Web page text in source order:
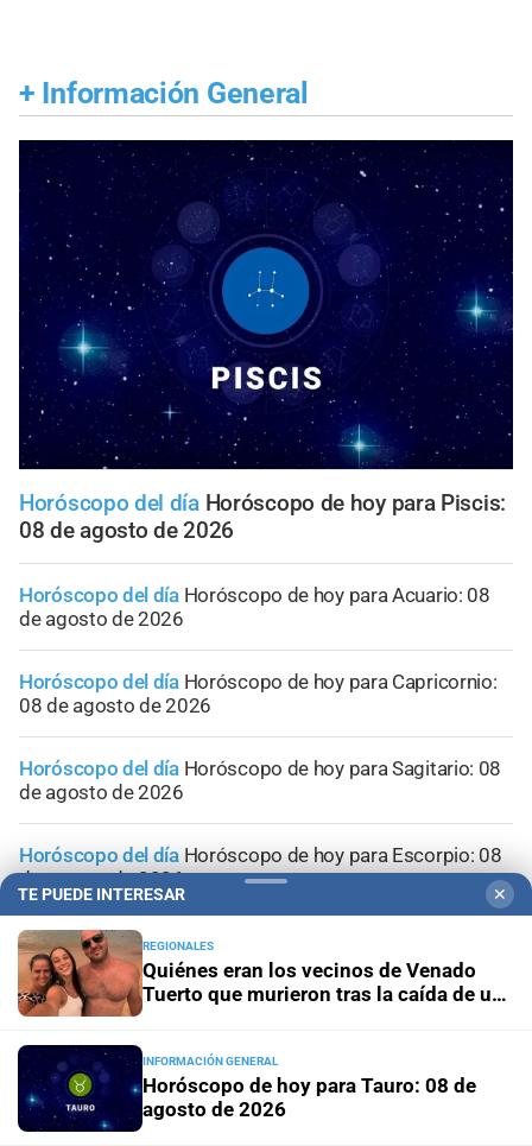
+ Información General
Horóscopo del día Horóscopo de hoy para Piscis:
08 de agosto de 2026
Horóscopo del día Horóscopo de hoy para Acuario: 08
de agosto de 2026
Horóscopo del día Horóscopo de hoy para Capricornio:
08 de agosto de 2026
Horóscopo del día Horóscopo de hoy para Sagitario: 08
de agosto de 2026
Horóscopo del día Horóscopo de hoy para Escorpio: 08
de agosto de 2026
TE PUEDE INTERESAR ✕
REGIONALES
Quiénes eran los vecinos de Venado
Tuerto que murieron tras la caída de un
INFORMACIÓN GENERAL
Horóscopo de hoy para Tauro: 08 de
agosto de 2026